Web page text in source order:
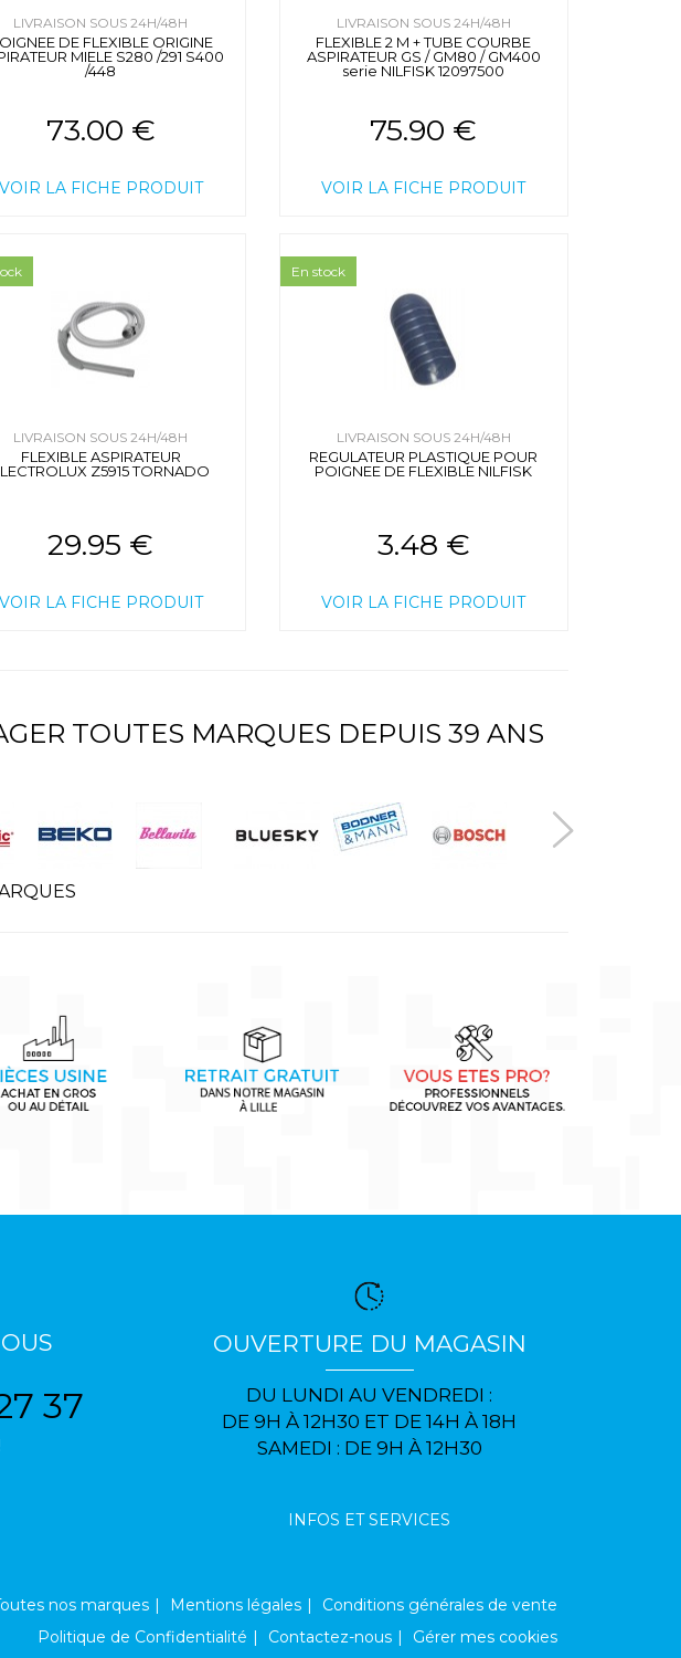
LIVRAISON SOUS 24H/48H
DE FLEXIBLE ORIGINE
MIELE S280 /291 S400
/448
73.00 €
VOIR LA FICHE PRODUIT
LIVRAISON SOUS 24H/48H
FLEXIBLE 2 M + TUBE COURBE
ASPIRATEUR GS / GM80 / GM400
serie NILFISK 12097500
75.90 €
VOIR LA FICHE PRODUIT
LIVRAISON SOUS 24H/48H
FLEXIBLE ASPIRATEUR
Z5915 TORNADO
29.95 €
VOIR LA FICHE PRODUIT
LIVRAISON SOUS 24H/48H
REGULATEUR PLASTIQUE POUR
POIGNEE DE FLEXIBLE NILFISK
3.48 €
VOIR LA FICHE PRODUIT
En stock
TOUTES MARQUES DEPUIS 39 ANS
37
OUVERTURE DU MAGASIN
DU LUNDI AU VENDREDI :
DE 9H À 12H30 ET DE 14H À 18H
SAMEDI : DE 9H À 12H30
INFOS ET SERVICES
nos marques Mentions légales
Conditions générales de vente
Politique de Confidentialité
Contactez-nous Gérer mes cookies